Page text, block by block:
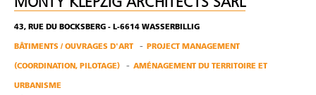
MONTY KLEPZIG ARCHITECTS SARL
43, RUE DU BOCKSBERG - L-6614 WASSERBILLIG
BÂTIMENTS / OUVRAGES D'ART PROJECT MANAGEMENT
(COORDINATION, PILOTAGE) AMÉNAGEMENT DU TERRITOIRE ET
URBANISME